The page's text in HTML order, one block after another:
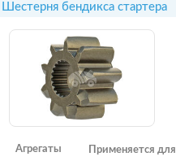
Шестерня бендикса стартера
Агрегаты
Применяется для